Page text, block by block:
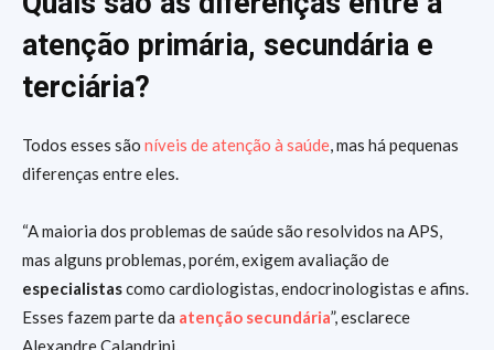
atenção primária, secundária e
terciária?
Todos esses são níveis de atenção à saúde, mas há pequenas
diferenças entre eles.
“A maioria dos problemas de saúde são resolvidos na APS,
mas alguns problemas, porém, exigem avaliação de
especialistascomo cardiologistas, endocrinologistas e afins.
Esses fazem parte da atenção secundária”, esclarece
Alexandre Calandrini.